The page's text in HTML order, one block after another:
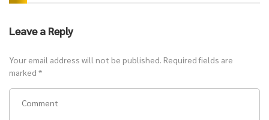
Leave a Reply
Your email address will not be published. Required fields are
marked *